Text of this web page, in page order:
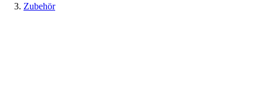
Zubehör